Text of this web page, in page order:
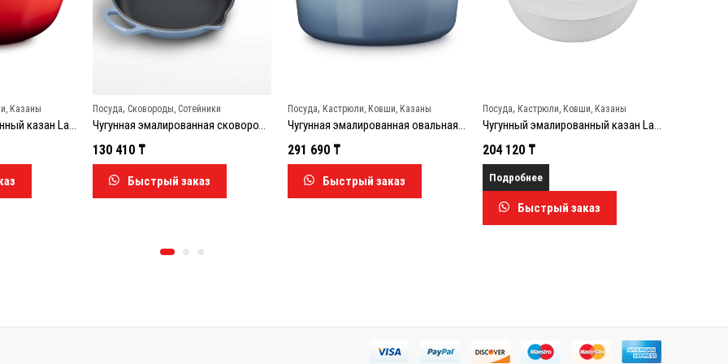
,Сковороды, Сотейники
Чугунная эмалированная сковорода Signature 20182234340422, 23 см, голубой (Chambray)
Быстрый заказ
Посуда,Кастрюли, Ковши, Казаны
Чугунная эмалированная овальная кастрюля (утятница) 21178294344441, 29 см, 4.7 л, голубой ( Chambray)
Быстрый заказ
Посуда ,Кастрюли, Ковши, Казаны
Чугунный эмалированный казан La Marmite с черной внутренней эмалью 21114247770430, 24 см, 3.1 л, светло-розовый (Shell pink)
Подробнее
Посуда ,Кастрюли, Ковши, Казаны